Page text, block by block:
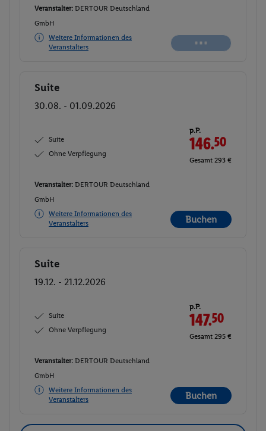
Veranstalter: DERTOUR Deutschland
GmbH
Weitere Informationen des
Veranstalters
Buchen
Buchen
Suite
30.08. - 01.09.2026
Suite
Ohne Verpflegung
p.P.
146.50
Gesamt 293 €
Veranstalter: DERTOUR Deutschland
GmbH
Weitere Informationen des
Veranstalters
Buchen
Buchen
Suite
19.12. - 21.12.2026
Suite
Ohne Verpflegung
p.P.
147.50
Gesamt 295 €
Veranstalter: DERTOUR Deutschland
GmbH
Weitere Informationen des
Veranstalters
Buchen